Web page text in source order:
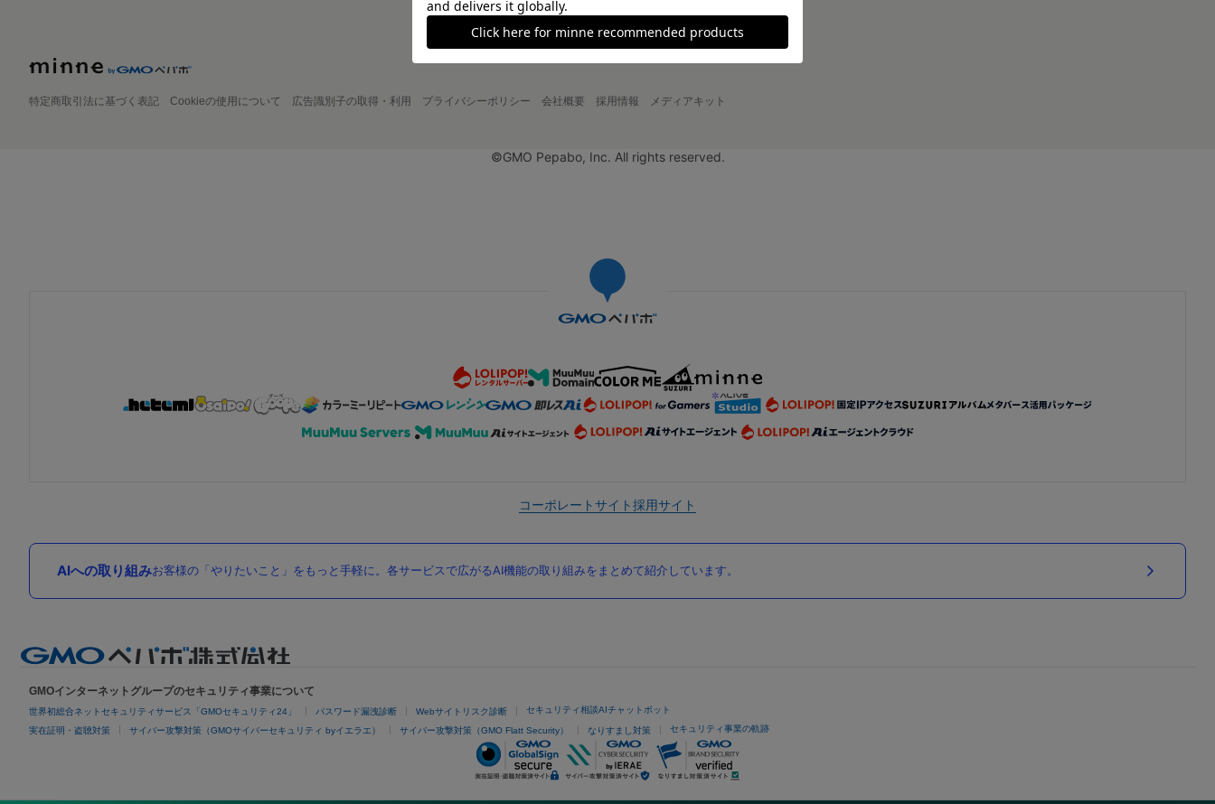
特定商取引法に基づく表記 Cookieの使用について 広告識別子の取得・利用 プライバシーポリシー 会社概要 採用情報 メディアキット
©GMO Pepabo, Inc. All rights reserved.
コーポレートサイト採用サイト
AIへの取り組みお客様の「やりたいこと」をもっと手軽に。各サービスで広がるAI機能の取り組みをまとめて紹介しています。
GMOインターネットグループのセキュリティ事業について
世界初総合ネットセキュリティサービス「GMOセキュリティ24」 パスワード漏洩診断 Webサイトリスク診断 セキュリティ相談AIチャットボット
実在証明・盗聴対策 サイバー攻撃対策（GMOサイバーセキュリティ byイエラエ） サイバー攻撃対策（GMO Flatt Security） なりすまし対策 セキュリティ事業の軌跡